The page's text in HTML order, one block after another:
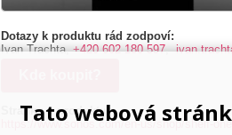
Dotazy k produktu rád zodpoví:
Ivan Trachta,+420 602 180 597,
Stránky o produktu:
https://www.sonos.com/en-us/shop/shelf-
Tato webová